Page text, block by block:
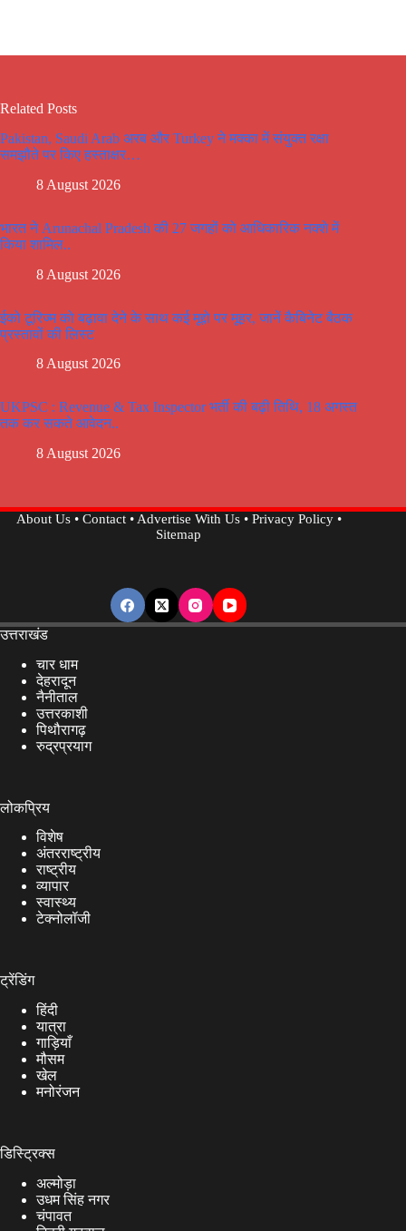
Related Posts
Pakistan, Saudi Arab अरब और Turkey ने मक्का में संयुक्त रक्षा
समझौते पर किए हस्ताक्षर…
8 August 2026
भारत ने Arunachal Pradesh की 27 जगहों को आधिकारिक नक्शे में
किया शामिल..
8 August 2026
ईको टूरिज्म को बढ़ावा देने के साथ कई मूद्दो पर मूहर, जानें कैबिनेट बैठक
प्रस्तावों की लिस्ट
8 August 2026
UKPSC : Revenue & Tax Inspector भर्ती की बढ़ी तिथि, 18 अगस्त
तक कर सकते आवेदन..
8 August 2026
About Us• Contact•Advertise With Us• Privacy Policy•
Sitemap
उत्तराखंड
चार धाम
देहरादून
नैनीताल
उत्तरकाशी
पिथौरागढ़
रुद्रप्रयाग
लोकप्रिय
विशेष
अंतरराष्ट्रीय
राष्ट्रीय
व्यापार
स्वास्थ्य
टेक्नोलॉजी
ट्रेंडिंग
हिंदी
यात्रा
गाड़ियाँ
मौसम
खेल
मनोरंजन
डिस्ट्रिक्स
अल्मोड़ा
उधम सिंह नगर
चंपावत